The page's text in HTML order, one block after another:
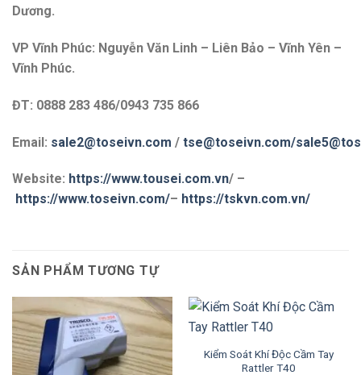
Dương.
VP Vĩnh Phúc: Nguyễn Văn Linh – Liên Bảo – Vĩnh Yên –
Vĩnh Phúc.
ĐT: 0888 283 486/0943 735 866
Email: sale2@toseivn.com / tse@toseivn.com/
Website: https://www.tousei.com.vn/ –
https://www.toseivn.com/– https://tskvn.com.vn/
SẢN PHẨM TƯƠNG TỰ
Kiểm Soát Khí Độc Cầm Tay
Rattler T40